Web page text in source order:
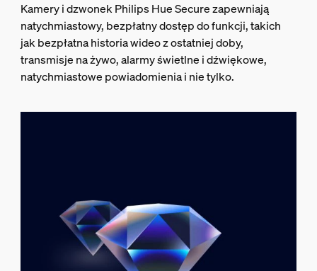
Kamery i dzwonek Philips Hue Secure zapewniają
natychmiastowy, bezpłatny dostęp do funkcji, takich
jak bezpłatna historia wideo z ostatniej doby,
transmisje na żywo, alarmy świetlne i dźwiękowe,
natychmiastowe powiadomienia i nie tylko.